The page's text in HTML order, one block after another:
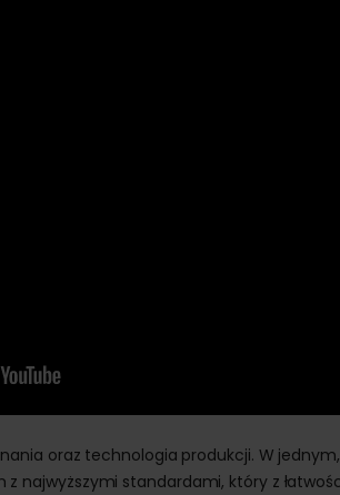
oraz technologia produkcji. W
najwyższymi standardami, który z